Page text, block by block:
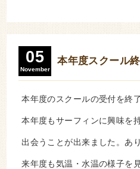
05
November
本年度スクール
本年度のスクールの受付を終
本年度もサーフィンに興味を
出会うことが出来ました。あ
来年度も気温・水温の様子を